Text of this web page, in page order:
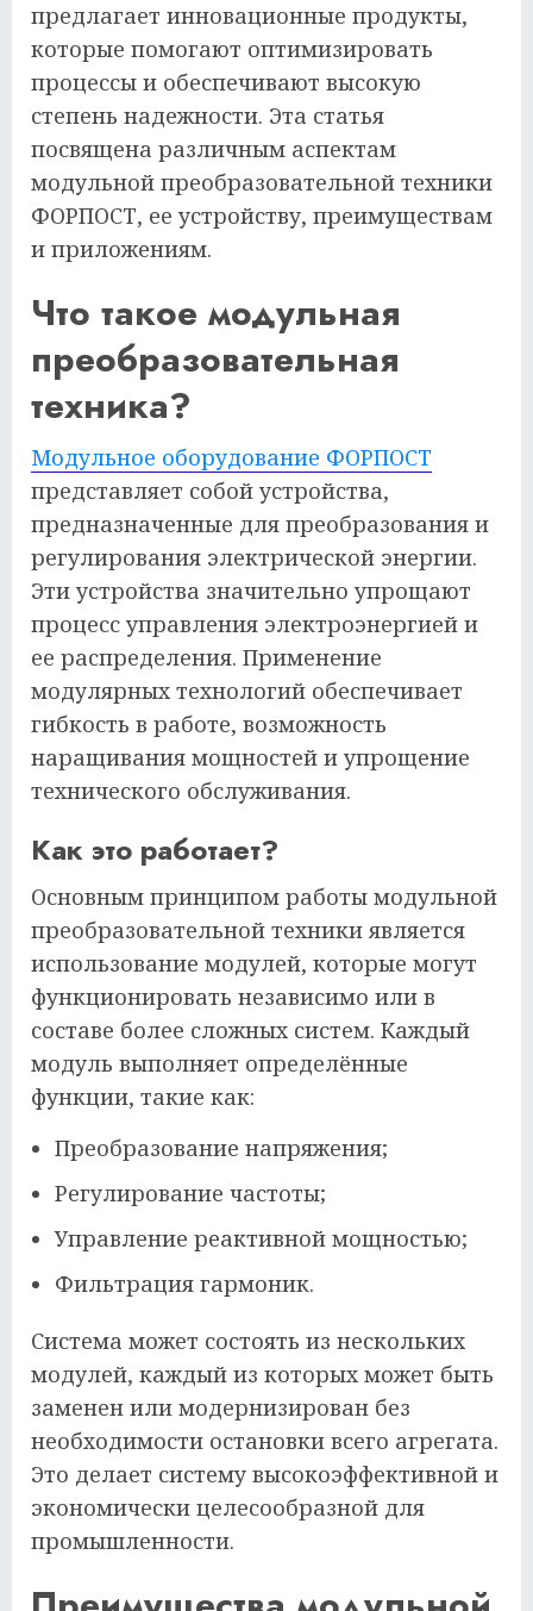
предлагает инновационные продукты,
которые помогают оптимизировать
процессы и обеспечивают высокую
степень надежности. Эта статья
посвящена различным аспектам
модульной преобразовательной техники
ФОРПОСТ, ее устройству, преимуществам
и приложениям.
Что такое модульная
преобразовательная
техника?
Модульное оборудование ФОРПОСТ
представляет собой устройства,
предназначенные для преобразования и
регулирования электрической энергии.
Эти устройства значительно упрощают
процесс управления электроэнергией и
ее распределения. Применение
модулярных технологий обеспечивает
гибкость в работе, возможность
наращивания мощностей и упрощение
технического обслуживания.
Как это работает?
Основным принципом работы модульной
преобразовательной техники является
использование модулей, которые могут
функционировать независимо или в
составе более сложных систем. Каждый
модуль выполняет определённые
функции, такие как:
Преобразование напряжения;
Регулирование частоты;
Управление реактивной мощностью;
Фильтрация гармоник.
Система может состоять из нескольких
модулей, каждый из которых может быть
заменен или модернизирован без
необходимости остановки всего агрегата.
Это делает систему высокоэффективной и
экономически целесообразной для
промышленности.